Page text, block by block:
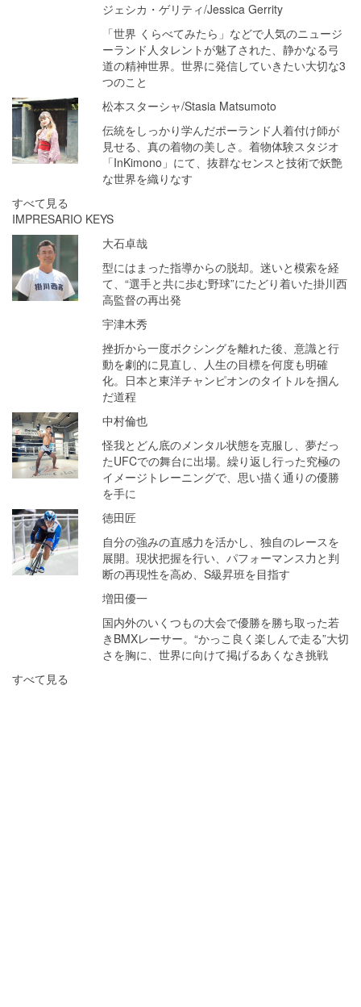
ジェシカ・ゲリティ/Jessica Gerrity
「世界 くらべてみたら」などで人気のニュージ
ーランド人タレントが魅了された、静かなる弓
道の精神世界。世界に発信していきたい大切な3
つのこと
松本スターシャ/Stasia Matsumoto
伝統をしっかり学んだポーランド人着付け師が
見せる、真の着物の美しさ。着物体験スタジオ
「InKimono」にて、抜群なセンスと技術で妖艶
な世界を織りなす
すべて見る
IMPRESARIO KEYS
大石卓哉
型にはまった指導からの脱却。迷いと模索を経
て、“選手と共に歩む野球”にたどり着いた掛川西
高監督の再出発
宇津木秀
挫折から一度ボクシングを離れた後、意識と行
動を劇的に見直し、人生の目標を何度も明確
化。日本と東洋チャンピオンのタイトルを掴ん
だ道程
中村倫也
怪我とどん底のメンタル状態を克服し、夢だっ
たUFCでの舞台に出場。繰り返し行った究極の
イメージトレーニングで、思い描く通りの優勝
を手に
徳田匠
自分の強みの直感力を活かし、独自のレースを
展開。現状把握を行い、パフォーマンス力と判
断の再現性を高め、S級昇班を目指す
増田優一
国内外のいくつもの大会で優勝を勝ち取った若
きBMXレーサー。“かっこ良く楽しんで走る”大切
さを胸に、世界に向けて掲げるあくなき挑戦
すべて見る